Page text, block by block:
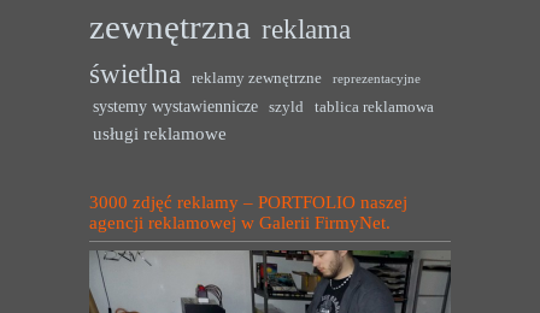
zewnętrzna reklama
świetlna
reklamy zewnętrzne reprezentacyjne
systemy wystawiennicze szyld tablica reklamowa
usługi reklamowe
3000 zdjęć reklamy – PORTFOLIO naszej
agencji reklamowej w Galerii FirmyNet.